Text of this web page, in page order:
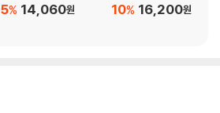
14,060원
5% 16,200원
10%